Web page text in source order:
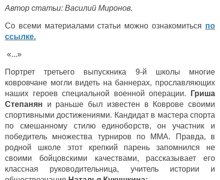
Автор статьи: Василий Миронов.
Со всеми материалами статьи можно ознакомиться по
ссылке.
«...»
Портрет третьего выпускника 9-й школы многие
ковровчане могли видеть на баннерах, прославляющих
наших героев специальной военной операции.
Гриша
Степанян и раньше был известен в Коврове своими
спортивными достижениями. Кандидат в мастера спорта
по смешанному стилю единоборств, он участник и
победитель множества турниров по ММА. Правда, в
родной школе этот крепкий парень запомнился не
своими бойцовскими качествами, рассказывает его
классная руководительница, учитель истории и